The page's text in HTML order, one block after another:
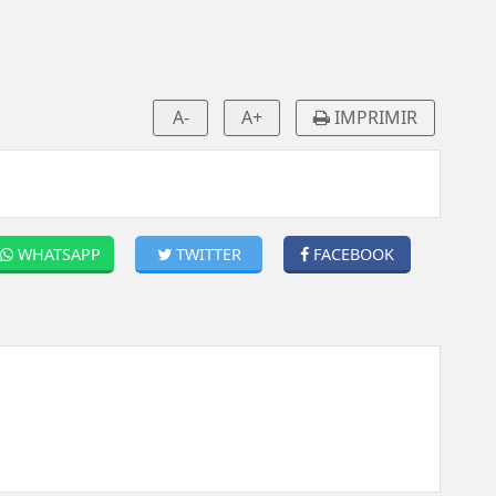
A- A+ IMPRIMIR
FACEBOOK
TWITTER
WHATSAPP